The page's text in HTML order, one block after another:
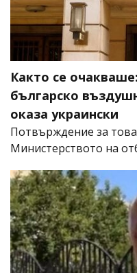
Както се
българско
оказа украински
Потвърждение за
Министерството на